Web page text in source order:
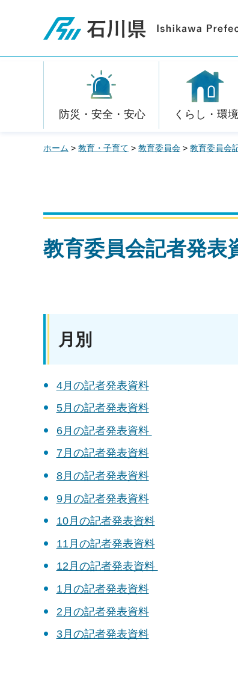
石川県
防災・安全・安心 くらし・環境
ホーム > 教育・子育て > 教育委員会 > 教育委員会
教育委員会記者発表
月別
4月の記者発表資料
5月の記者発表資料
6月の記者発表資料
7月の記者発表資料
8月の記者発表資料
9月の記者発表資料
10月の記者発表資料
11月の記者発表資料
12月の記者発表資料
1月の記者発表資料
2月の記者発表資料
3月の記者発表資料